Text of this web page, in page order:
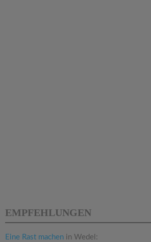
EMPFEHLUNGEN
Eine Rast machen in Wedel: